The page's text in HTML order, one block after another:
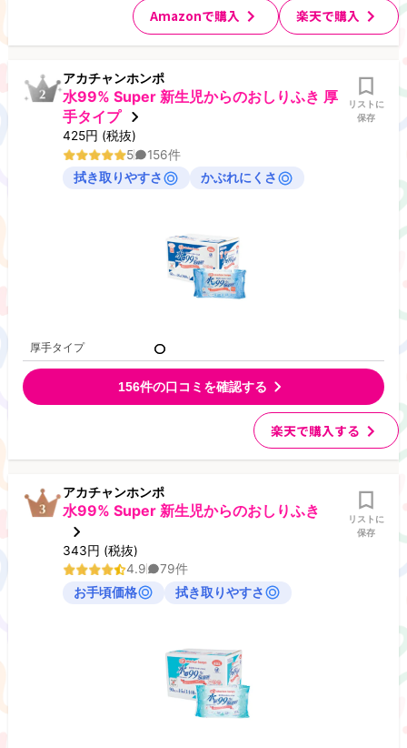
Amazonで購入 楽天で購入
アカチャンホンポ
水99% Super 新生児からのおしりふき 厚
手タイプ
425円 (税抜)
リストに
保存
5 156件
拭き取りやすさ
かぶれにくさ
厚手タイプ
156件の口コミを確認する
楽天で購入する
アカチャンホンポ
水99% Super 新生児からのおしりふき
343円 (税抜)
リストに
保存
4.9 79件
お手頃価格
拭き取りやすさ